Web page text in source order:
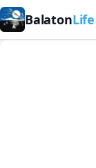
BalatonLife